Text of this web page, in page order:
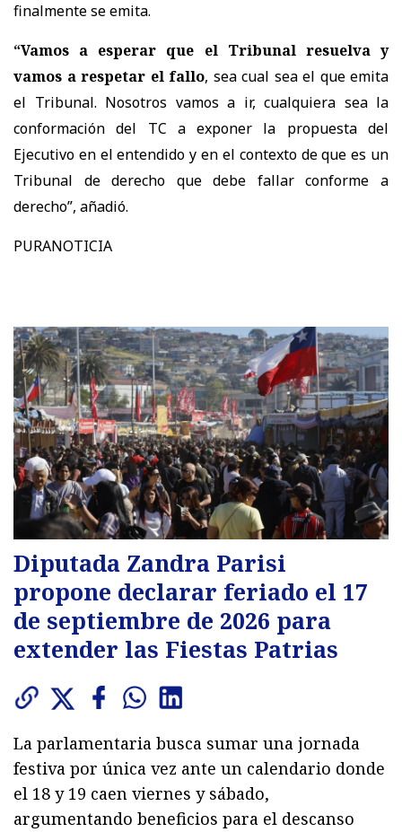
finalmente se emita.
“Vamos a esperar que el Tribunal resuelva y
vamos a respetar el fallo, sea cual sea el que emita
el Tribunal. Nosotros vamos a ir, cualquiera sea la
conformación del TC a exponer la propuesta del
Ejecutivo en el entendido y en el contexto de que es un
Tribunal de derecho que debe fallar conforme a
derecho”, añadió.
PURANOTICIA
Diputada Zandra Parisi
propone declarar feriado el 17
de septiembre de 2026 para
extender las Fiestas Patrias
La parlamentaria busca sumar una jornada
festiva por única vez ante un calendario donde
el 18 y 19 caen viernes y sábado,
argumentando beneficios para el descanso